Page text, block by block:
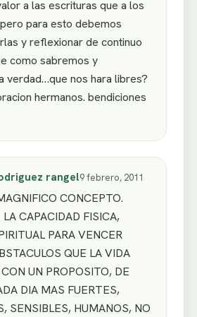
a las escrituras que a los
para esto debemos
y reflexionar de continuo
como sabremos y
verdad…que nos hara libres?
hermanos. bendiciones
rangel9 febrero, 2011
CONCEPTO.
CAPACIDAD FISICA,
PARA VENCER
QUE LA VIDA
UN PROPOSITO, DE
DIA MAS FUERTES,
SENSIBLES, HUMANOS, NO